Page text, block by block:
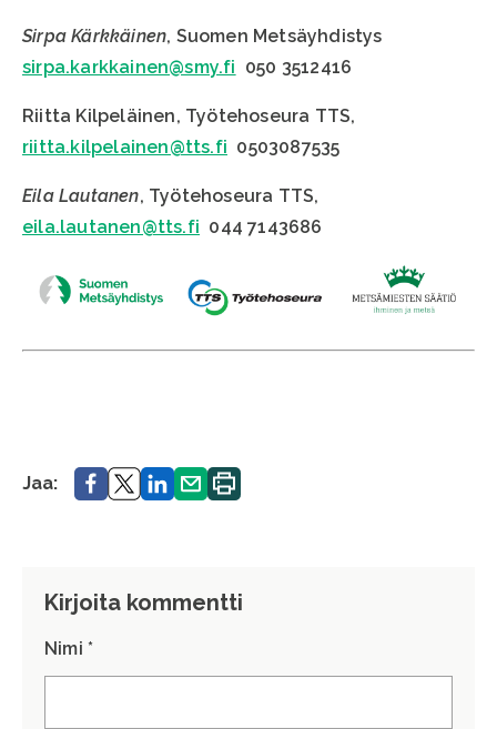
Sirpa Kärkkäinen, Suomen Metsäyhdistys
sirpa.karkkainen@smy.fi 050 3512416
Riitta Kilpeläinen, Työtehoseura TTS,
riitta.kilpelainen@tts.fi 0503087535
Eila Lautanen, Työtehoseura TTS,
eila.lautanen@tts.fi 044 7143686
Jaa: Jaa. Jaa.Jaa. Jaa. Tulosta
sivu.
Kirjoita kommentti
Nimi *